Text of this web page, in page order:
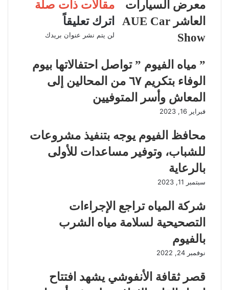
معرض السيارات
العاشر AUE Car
Show
مقالات ذات صلة
” مياه الفيوم ” تواصل احتفالاتها بيوم
الوفاء بتكريم ٦٧ من المحالين إلى
المعاش وأسر المتوفيين
فبراير 16, 2023
محافظ الفيوم يوجه بتنفيذ مشروعات
للشباب، وتوفير مساعدات للأولى
بالرعاية
سبتمبر 11, 2023
شركة المياه تراجع الإجراءات
التصحيحية لسلامة مياه الشرب
بالفيوم
نوفمبر 24, 2022
قصر ثقافة الأنفوشي يشهد افتتاح
اترك تعليقاً
لن يتم نشر عنوان بريدك